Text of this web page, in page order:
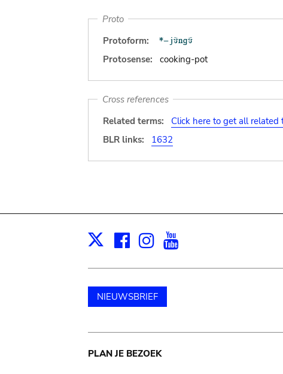
Proto
Protoform:
Protosense:
cooking-pot
Cross references
Related terms:
Click here to get all related
BLR links:
1632
X Facebook
Instagram
NIEUWSBRIEF
Main
PLAN JE BEZOEK